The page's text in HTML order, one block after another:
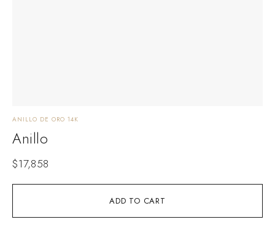
ADD TO CART
ANILLO DE ORO 14K
Anillo
$17,858